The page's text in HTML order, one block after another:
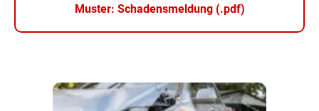
Muster: Schadensmeldung (.pdf)